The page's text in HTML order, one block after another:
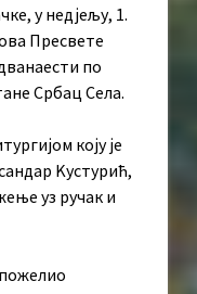
у недјељу, 1.
Пресвете
по
Србац Села.
коју је
Kустурић,
уз ручак и